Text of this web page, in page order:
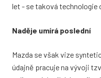
let - se taková technologie
Naděje umírá poslední
Mazda se však vize
údajně pracuje na vývoji